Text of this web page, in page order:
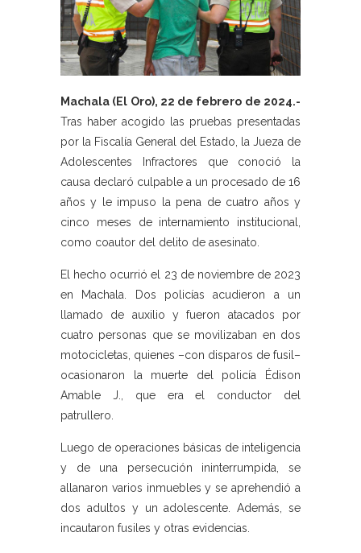
Machala (El Oro), 22 de febrero de 2024.-
Tras haber acogido las pruebas presentadas
por la Fiscalía General del Estado, la Jueza de
Adolescentes Infractores que conoció la
causa declaró culpable a un procesado de 16
años y le impuso la pena de cuatro años y
cinco meses de internamiento institucional,
como coautor del delito de asesinato.
El hecho ocurrió el 23 de noviembre de 2023
en Machala. Dos policías acudieron a un
llamado de auxilio y fueron atacados por
cuatro personas que se movilizaban en dos
motocicletas, quienes –con disparos de fusil–
ocasionaron la muerte del policía Édison
Amable J., que era el conductor del
patrullero.
Luego de operaciones básicas de inteligencia
y de una persecución ininterrumpida, se
allanaron varios inmuebles y se aprehendió a
dos adultos y un adolescente. Además, se
incautaron fusiles y otras evidencias.